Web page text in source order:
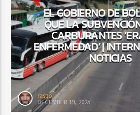
EL GOBIERNO DE
QUE LA
CARBURANTES
ENFERMEDAD’ |
NOTICIAS
rasco
DECEMBER 19, 2025